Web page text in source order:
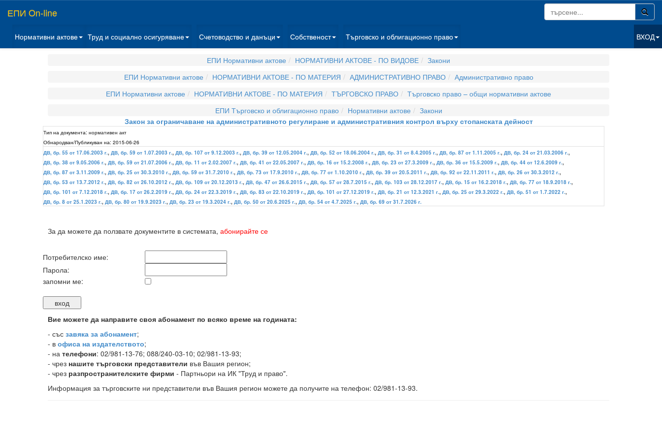
ЕПИ On-line
Нормативни актове Труд и социално осигуряване Счетоводство и данъци Собственост Търговско и облигационно право ВХОД
ЕПИ Нормативни актове НОРМАТИВНИ АКТОВЕ - ПО ВИДОВЕ
Закони
ЕПИ Нормативни актове
НОРМАТИВНИ АКТОВЕ - ПО МАТЕРИЯ АДМИНИСТРАТИВНО ПРАВО
Административно право
ЕПИ Нормативни актове
НОРМАТИВНИ АКТОВЕ - ПО МАТЕРИЯ ТЪРГОВСКО ПРАВО
Търговско право – общи нормативни актове
ЕПИ Търговско и облигационно право
Нормативни актове
Закони
Закон за ограничаване на административното регулиране и административния контрол върху стопанската дейност
Тип на документа: нормативен акт
Обнародван/Публикуван на: 2015-06-26
ДВ, бр. 55 от 17.06.2003 г., ДВ, бр. 59 от 1.07.2003 г., ДВ, бр. 107 от 9.12.2003 г., ДВ, бр. 39 от 12.05.2004 г., ДВ, бр. 52 от 18.06.2004 г., ДВ, бр. 31 от 8.4.2005 г., ДВ, бр. 87 от 1.11.2005 г., ДВ, бр. 24 от 21.03.2006 г.,
ДВ, бр. 38 от 9.05.2006 г., ДВ, бр. 59 от 21.07.2006 г., ДВ, бр. 11 от 2.02.2007 г., ДВ, бр. 41 от 22.05.2007 г., ДВ, бр. 16 от 15.2.2008 г., ДВ, бр. 23 от 27.3.2009 г., ДВ, бр. 36 от 15.5.2009 г., ДВ, бр. 44 от 12.6.2009 г.,
ДВ, бр. 87 от 3.11.2009 г., ДВ, бр. 25 от 30.3.2010 г., ДВ, бр. 59 от 31.7.2010 г., ДВ, бр. 73 от 17.9.2010 г., ДВ, бр. 77 от 1.10.2010 г., ДВ, бр. 39 от 20.5.2011 г., ДВ, бр. 92 от 22.11.2011 г., ДВ, бр. 26 от 30.3.2012 г.,
ДВ, бр. 53 от 13.7.2012 г., ДВ, бр. 82 от 26.10.2012 г., ДВ, бр. 109 от 20.12.2013 г., ДВ, бр. 47 от 26.6.2015 г., ДВ, бр. 57 от 28.7.2015 г., ДВ, бр. 103 от 28.12.2017 г., ДВ, бр. 15 от 16.2.2018 г., ДВ, бр. 77 от 18.9.2018 г.,
ДВ, бр. 101 от 7.12.2018 г., ДВ, бр. 17 от 26.2.2019 г., ДВ, бр. 24 от 22.3.2019 г., ДВ, бр. 83 от 22.10.2019 г., ДВ, бр. 101 от 27.12.2019 г., ДВ, бр. 21 от 12.3.2021 г., ДВ, бр. 25 от 29.3.2022 г., ДВ, бр. 51 от 1.7.2022 г.,
ДВ, бр. 8 от 25.1.2023 г., ДВ, бр. 80 от 19.9.2023 г., ДВ, бр. 23 от 19.3.2024 г., ДВ, бр. 50 от 20.6.2025 г., ДВ, бр. 54 от 4.7.2025 г., ДВ, бр. 69 от 31.7.2026 г.
За да можете да ползвате документите в системата, абонирайте се
Потребителско име:
Парола:
запомни ме:
Вие можете да направите своя абонамент по всяко време на годината:
- със завяка за абонамент;
- в офиса на издателството;
- на телефони: 02/981-13-76; 088/240-03-10; 02/981-13-93;
- чрез нашите търговски представители във Вашия регион;
- чрез разпространителските фирми - Партньори на ИК "Труд и право".
Информация за търговските ни представители във Вашия регион можете да получите на телефон: 02/981-13-93.